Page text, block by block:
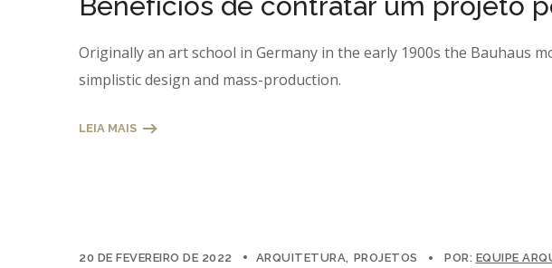
Originally an art school in Germany in the early 1900s the Bauhaus
simplistic design and mass-production.
LEIA MAIS
20 DE FEVEREIRO DE 2022 ARQUITETURA PROJETOS POR: EQUIPE